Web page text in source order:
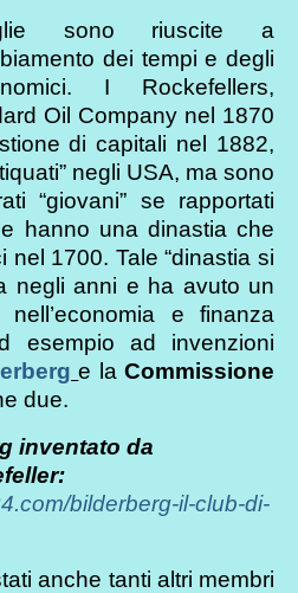
sono riuscite a
dei tempi e degli
I Rockefellers,
Oil Company nel 1870
di capitali nel 1882,
negli USA, ma sono
“giovani” se rapportati
hanno una dinastia che
nel 1700. Tale “dinastia si
negli anni e ha avuto un
nell’economia e finanza
esempio ad invenzioni
e laCommissione
due.
inventato da
bilderberg-il-club-di-
anche tanti altri membri